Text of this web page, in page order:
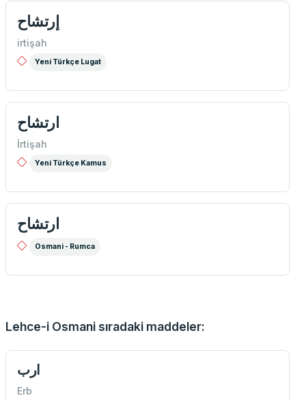
إرتشاح
irtişah
Yeni Türkçe Lugat
ارتشاح
İrtişah
Yeni Türkçe Kamus
ارتشاح
Osmani - Rumca
Lehce-i Osmani sıradaki maddeler:
ارب
Erb